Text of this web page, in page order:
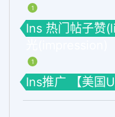
1
Ins 热门帖子赞
1
Ins推广 【美国